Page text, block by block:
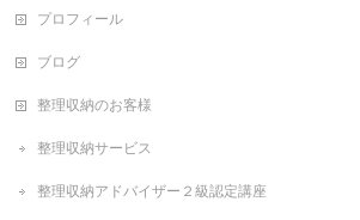
プロフィール
ブログ
整理収納のお客様
整理収納サービス
整理収納アドバイザー２級認定講座